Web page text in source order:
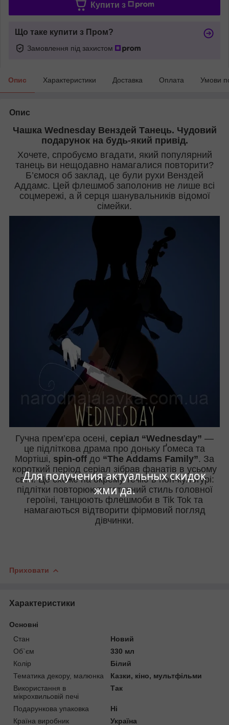
Для получения актуальных скидок
жми да.
Купити з
Що таке купити з Пром?
Замовлення під захистом
Опис Характеристики Доставка Оплата Умови
Опис
Чашка Wednesday Венздей Танець. Чудовий
подарунок на будь-який привід.
Хочете, спробуємо вгадати, який популярний
танець ви нещодавно намагалися повторити?
Б’ємося об заклад, це були рухи Венздей
Аддамс. Цей флешмоб заполонив не лише всі
соцмережі, а й серця шанувальників відомої
сімейки.
Гучна прем’єра осені, серіал “Wednesday” —
це підліткова драма про доньку Ґомеса та
Мортіші, spin-off до “The Addams Family”. За
короткий період серіал зібрав фанатів в усьому
світі. Це схоже на окрему течію в поп-культурі:
підлітки повторюють готичний стиль головної
героїні, танцюють флешмоби в Tik Tok та
намагаються відтворити фірмовий погляд
дівчинки.
Приховати
Характеристики
Основні
Стан
Новий
Об`єм
330 мл
Колір
Білий
Тематика декору, малюнка
Казки, кіно, мультфільми
Використання в
мікрохвильовій печі
Так
Подарункова упаковка
Ні
Країна виробник
Україна